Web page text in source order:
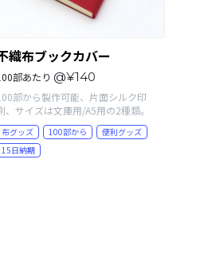
織布ブックカバー
部あたり @¥140
部から製作可能、片面シルク印
、サイズは文庫用/A5用の2種類。
布グッズ 100部から
便利グッズ
15日納期